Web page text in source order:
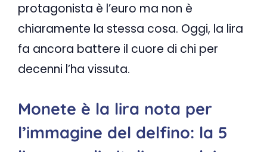
protagonista è l’euro ma non è
chiaramente la stessa cosa. Oggi, la lira
fa ancora battere il cuore di chi per
decenni l’ha vissuta.
Monete è la lira nota per
l’immagine del delfino: la 5